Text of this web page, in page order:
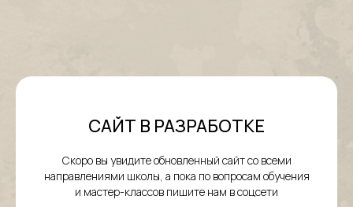
САЙТ В РАЗРАБОТКЕ
Скоро вы увидите обновленный сайт со всеми
направлениями школы, а пока по вопросам обучения
и мастер-классов пишите нам в соцсети